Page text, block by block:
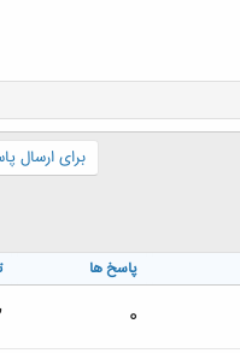
برای ارسال
پاسخ ها
0